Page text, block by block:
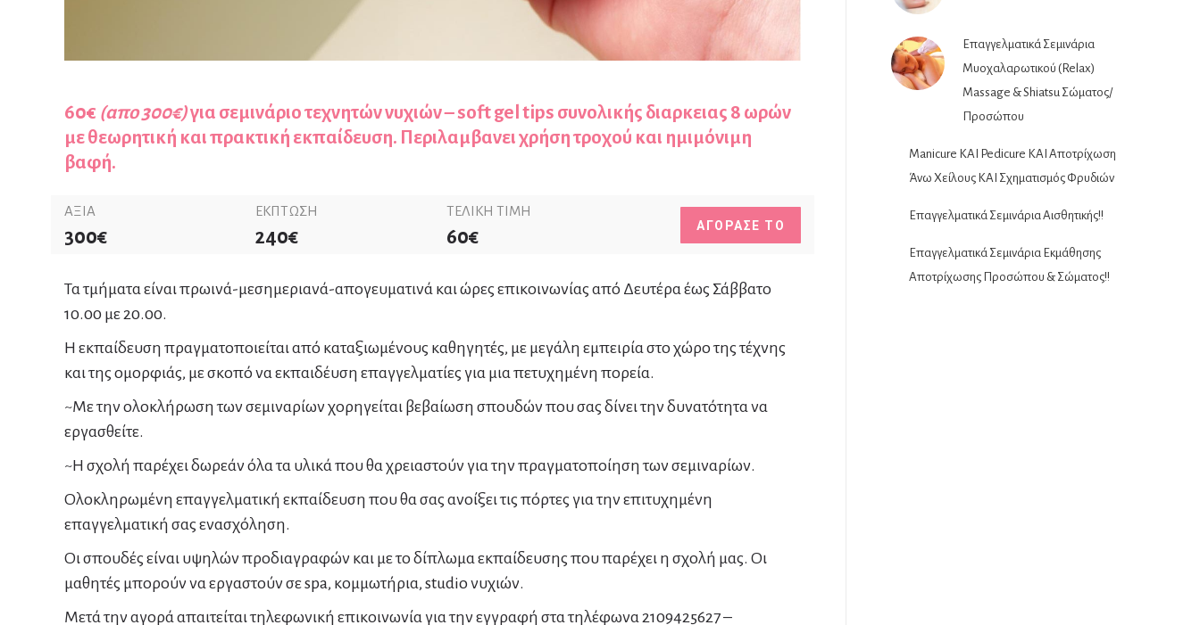
60€ (απο 300€)για σεμινάριο τεχνητών νυχιών – soft gel tips συνολικής διαρκειας 8 ωρών
με θεωρητική και πρακτική εκπαίδευση. Περιλαμβανει χρήση τροχού και ημιμόνιμη
βαφή.
ΑΞΙΑ
300€
ΕΚΠΤΩΣΗ
240€
ΤΕΛΙΚΗ ΤΙΜΗ
60€
ΑΓΟΡΑΣΕ ΤΟ
Τα τμήματα είναι πρωινά-μεσημεριανά-απογευματινά και ώρες επικοινωνίας από Δευτέρα έως Σάββατο
10.00 με 20.00.
Η εκπαίδευση πραγματοποιείται από καταξιωμένους καθηγητές, με μεγάλη εμπειρία στο χώρο της τέχνης
και της ομορφιάς, με σκοπό να εκπαιδέυση επαγγελματίες για μια πετυχημένη πορεία.
~Με την ολοκλήρωση των σεμιναρίων χορηγείται βεβαίωση σπουδών που σας δίνει την δυνατότητα να
εργασθείτε.
~Η σχολή παρέχει δωρεάν όλα τα υλικά που θα χρειαστούν για την πραγματοποίηση των σεμιναρίων.
Ολοκληρωμένη επαγγελματική εκπαίδευση που θα σας ανοίξει τις πόρτες για την επιτυχημένη
επαγγελματική σας ενασχόληση.
Οι σπουδές είναι υψηλών προδιαγραφών και με το δίπλωμα εκπαίδευσης που παρέχει η σχολή μας. Οι
μαθητές μπορούν να εργαστούν σε spa, κομμωτήρια, studio νυχιών.
Μετά την αγορά απαιτείται τηλεφωνική επικοινωνία για την εγγραφή στα τηλέφωνα 2109425627 –
Επαγγελματικά Σεμινάρια
Μυοχαλαρωτικού (Relax)
Massage & Shiatsu Σώματος/
Προσώπου
Manicure ΚΑΙ Pedicure ΚΑΙ Αποτρίχωση
Άνω Χείλους ΚΑΙ Σχηματισμός Φρυδιών
Επαγγελματικά Σεμινάρια Αισθητικής!!
Επαγγελματικά Σεμινάρια Εκμάθησης
Αποτρίχωσης Προσώπου & Σώματος!!